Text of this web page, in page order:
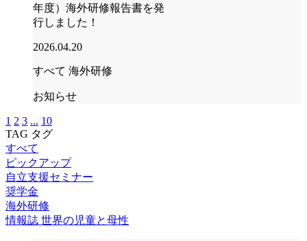
年度）海外研修報告書を発
行しました！
2026.04.20
すべて 海外研修
お知らせ
1 2 3 ... 10
TAG タグ
すべて
ピックアップ
自立支援セミナー
奨学金
海外研修
情報誌 世界の児童と母性